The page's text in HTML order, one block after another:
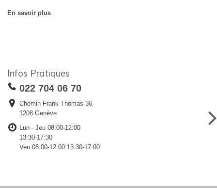
En savoir plus
Infos Pratiques
022 704 06 70
Chemin Frank-Thomas 36
1208 Genève
Lun - Jeu 08:00-12:00
13:30-17:30
Ven 08:00-12:00 13:30-17:00